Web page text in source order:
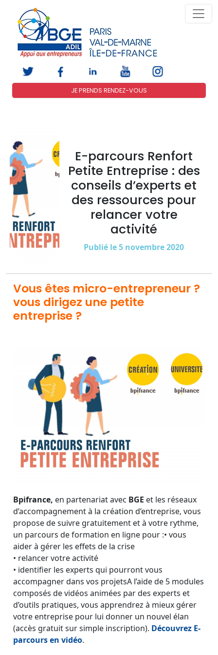
JE PRENDS RENDEZ-VOUS
E-parcours Renfort
Petite Entreprise : des
conseils d’experts et
des ressources pour
relancer votre
activité
Publié le 5 novembre 2020
Vous êtes micro-entrepreneur ?
vous dirigez une petite
entreprise ?
Bpifrance, en partenariat avec BGE et les réseaux
d’accompagnement à la création d’entreprise, vous
propose de suivre gratuitement et à votre rythme,
un parcours de formation en ligne pour :• vous
aider à gérer les effets de la crise
• relancer votre activité
• identifier les experts qui pourront vous
accompagner dans vos projetsA l’aide de 5 modules
composés de vidéos animées par des experts et
d’outils pratiques, vous apprendrez à mieux gérer
votre entreprise pour lui donner un nouvel élan
(accès gratuit sur simple inscription). Découvrez E-
parcours en vidéo.